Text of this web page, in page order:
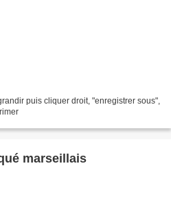
puis cliquer droit, "enregistrer sous",
marseillais